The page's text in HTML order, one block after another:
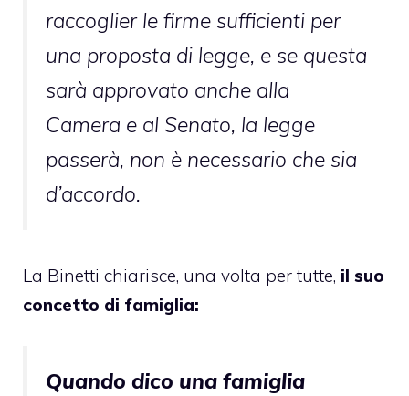
raccoglier le firme sufficienti per
una proposta di legge, e se questa
sarà approvato anche alla
Camera e al Senato, la legge
passerà, non è necessario che sia
d’accordo.
La Binetti chiarisce, una volta per tutte, il suo
concetto di famiglia:
Quando dico una famiglia